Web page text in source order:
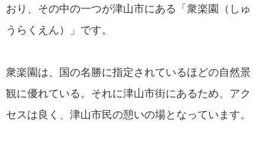
おり、その中の一つが津山市にある「衆楽園（しゅ
うらくえん）」です。
衆楽園は、国の名勝に指定されているほどの自然景
観に優れている。それに津山市街にあるため、アク
セスは良く、津山市民の憩いの場となっています。